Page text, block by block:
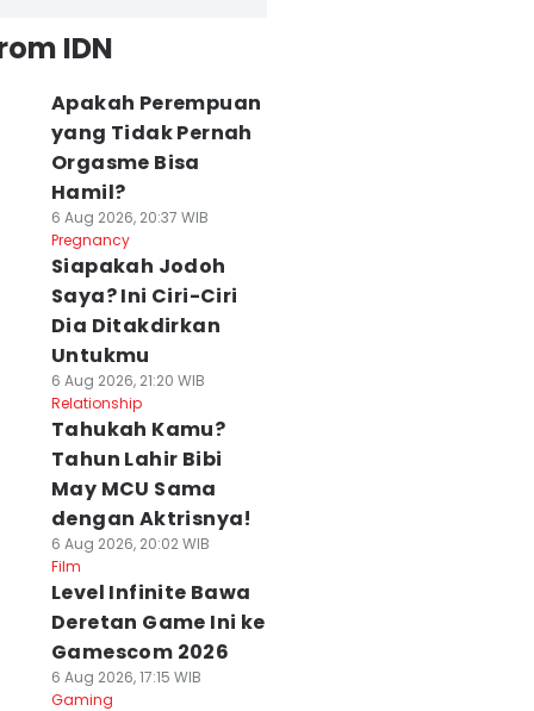
IDN
Apakah Perempuan
yang Tidak Pernah
Orgasme Bisa
Hamil?
6 Aug 2026, 20:37 WIB
Pregnancy
Siapakah Jodoh
Saya? Ini Ciri-Ciri
Dia Ditakdirkan
Untukmu
6 Aug 2026, 21:20 WIB
Relationship
Tahukah Kamu?
Tahun Lahir Bibi
May MCU Sama
dengan Aktrisnya!
6 Aug 2026, 20:02 WIB
Film
Level Infinite Bawa
Deretan Game Ini ke
Gamescom 2026
6 Aug 2026, 17:15 WIB
Gaming